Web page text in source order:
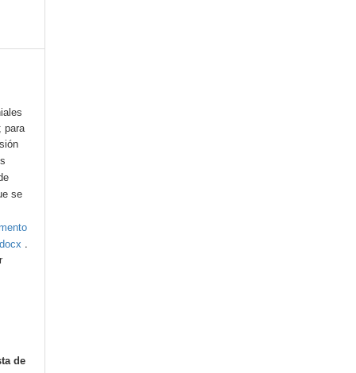
para
se
.
de